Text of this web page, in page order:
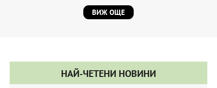
ВИЖ ОЩЕ
НАЙ-ЧЕТЕНИ НОВИНИ